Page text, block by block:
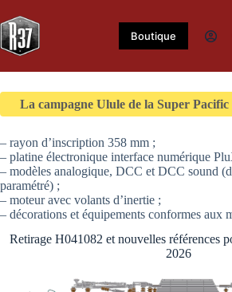
au
contenu
Boutique
La campagne Ulule de la Super
– rayon d’inscription 358 mm ;
– platine électronique interface numérique
– modèles analogique, DCC et DCC sound
paramétré) ;
– moteur avec volants d’inertie ;
– décorations et équipements conformes aux
Retirage H041082 et nouvelles références
2026